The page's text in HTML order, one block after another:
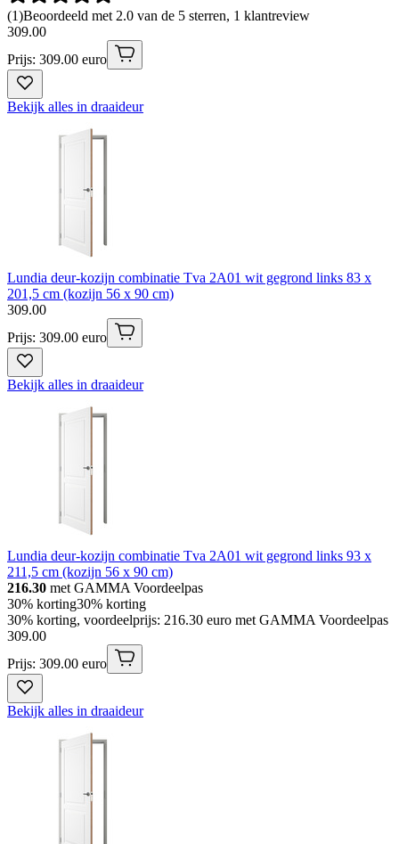
(1)Beoordeeld met 2.0 van de 5 sterren, 1 klantreview
309.00
Prijs: 309.00 euro
Bekijk alles in draaideur
Lundia deur-kozijn combinatie Tva 2A01 wit gegrond links 83 x
201,5 cm (kozijn 56 x 90 cm)
309.00
Prijs: 309.00 euro
Bekijk alles in draaideur
Lundia deur-kozijn combinatie Tva 2A01 wit gegrond links 93 x
211,5 cm (kozijn 56 x 90 cm)
216.30 met GAMMA Voordeelpas
30% korting30% korting
30% korting, voordeelprijs: 216.30 euro met GAMMA Voordeelpas
309.00
Prijs: 309.00 euro
Bekijk alles in draaideur